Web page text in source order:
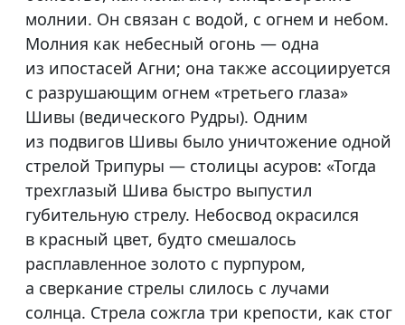
молнии. Он связан с водой, с огнем и небом.
Молния как небесный огонь — одна
из ипостасей Агни; она также ассоциируется
с разрушающим огнем «третьего глаза»
Шивы (ведического Рудры). Одним
из подвигов Шивы было уничтожение одной
стрелой Трипуры — столицы асуров: «Тогда
трехглазый Шива быстро выпустил
губительную стрелу. Небосвод окрасился
в красный цвет, будто смешалось
расплавленное золото с пурпуром,
а сверкание стрелы слилось с лучами
солнца. Стрела сожгла три крепости, как стог